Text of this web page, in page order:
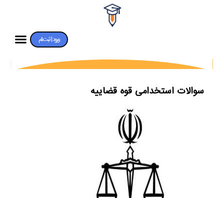
ورود | ثبت‌نام
سوالات استخدامی قوه قضاییه